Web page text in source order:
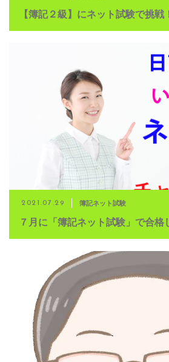
【簿記２級】にネット試験で挑戦
2021.07.29 簿記ネット試験
７月に「簿記ネット試験」で合格